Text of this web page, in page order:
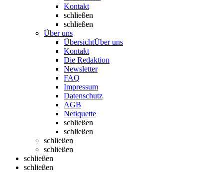
Kontakt
schließen
schließen
Über uns
ÜbersichtÜber uns
Kontakt
Die Redaktion
Newsletter
FAQ
Impressum
Datenschutz
AGB
Netiquette
schließen
schließen
schließen
schließen
schließen
schließen